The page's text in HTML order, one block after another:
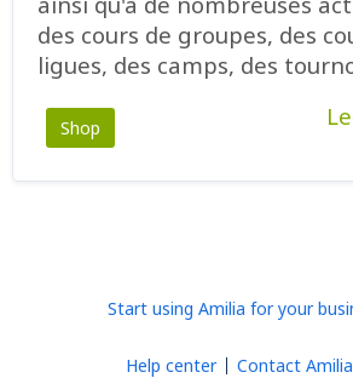
des cours de groupes, des
ligues, des camps, des
Shop
Start using Amilia for your
Help center Contact Amilia